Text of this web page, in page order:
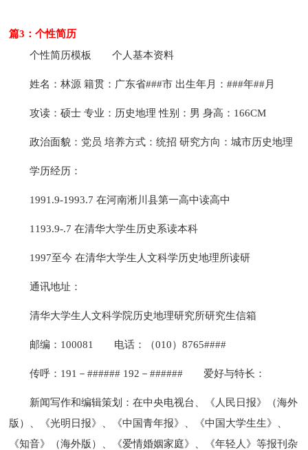
篇3：个性简历
个性简历模板
个人基本资料
姓名：林源 籍贯：广东省###市 出生年月：###年##月
攻读：硕士 专业：历史地理 性别：男 身高：166CM
政治面貌：党员 培养方式：统招 研究方向：城市历史地理
学历经历：
1991.9-1993.7 在河南淅川县第一高中读高中
1193.9-.7 在清华大学生历史系读本科
1997至今 在清华大学生人文科学历史地理所读研
通讯地址：
清华大学生人文科学院历史地理研究所研究生信箱
邮编：100081 电话：（010）8765####
传呼：191－###### 192－###### 爱好与特长：
新闻写作和编辑策划：在中央电视台、《人民日报》（海外
版）、《光明日报》、《中国青年报》、《中国大学生生》、
《知音》（海外版）、《爱情婚姻家庭》、《年轻人》等报刊杂